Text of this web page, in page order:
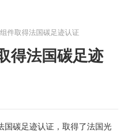
件取得法国碳足迹认证
得法国碳足迹
国碳足迹认证，取得了法国光